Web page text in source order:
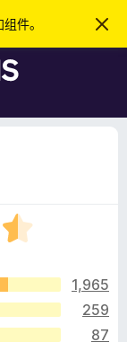
件。
忽
此
登录
1,965
259
87